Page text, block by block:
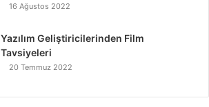
16 Ağustos 2022
Yazılım Geliştiricilerinden Film
Tavsiyeleri
20 Temmuz 2022